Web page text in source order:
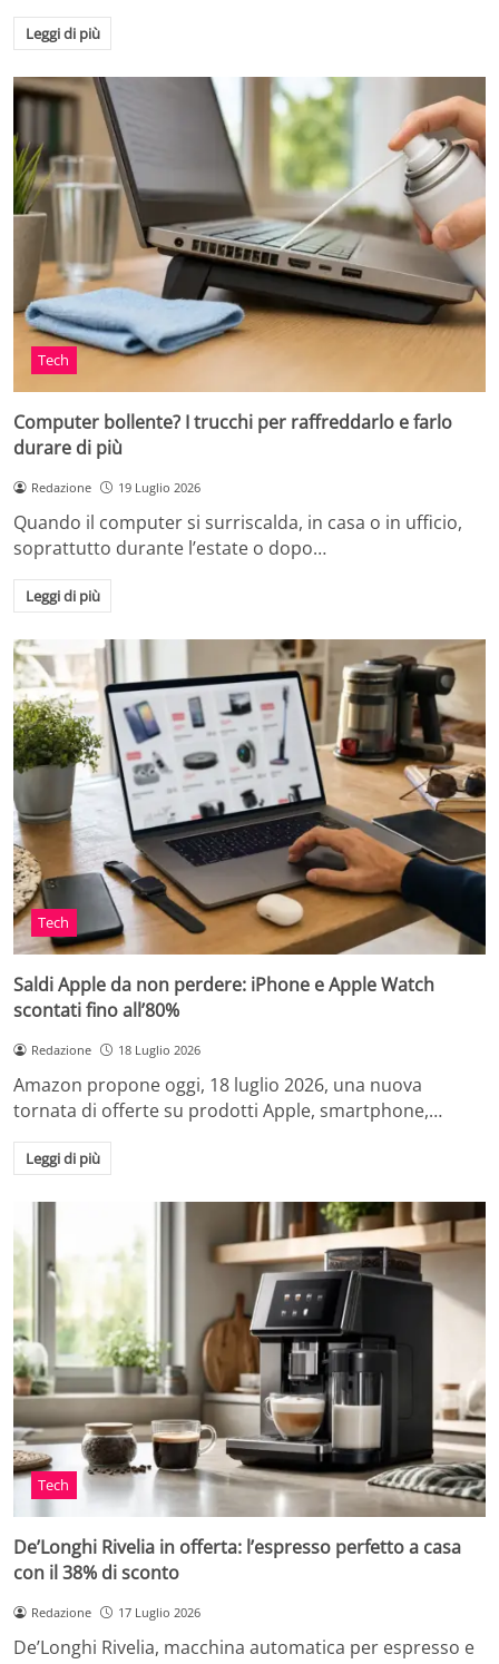
Leggi di più
Tech
Computer bollente? I trucchi per raffreddarlo e farlo
durare di più
Redazione 19 Luglio 2026
Quando il computer si surriscalda, in casa o in ufficio,
soprattutto durante l’estate o dopo…
Leggi di più
Tech
Saldi Apple da non perdere: iPhone e Apple Watch
scontati fino all’80%
Redazione 18 Luglio 2026
Amazon propone oggi, 18 luglio 2026, una nuova
tornata di offerte su prodotti Apple, smartphone,…
Leggi di più
Tech
De’Longhi Rivelia in offerta: l’espresso perfetto a casa
con il 38% di sconto
Redazione 17 Luglio 2026
De’Longhi Rivelia, macchina automatica per espresso e